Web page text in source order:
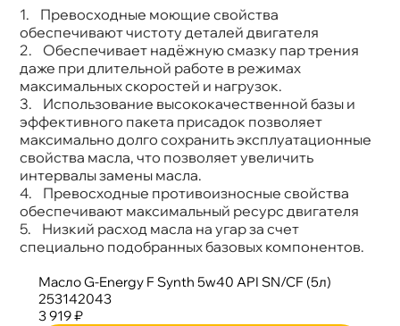
1. Превосходные моющие свойства
обеспечивают чистоту деталей двигателя
2. Обеспечивает надёжную смазку пар трения
даже при длительной работе в режимах
максимальных скоростей и нагрузок.
3. Использование высококачественной базы и
эффективного пакета присадок позволяет
максимально долго сохранить эксплуатационные
свойства масла, что позволяет увеличить
интервалы замены масла.
4. Превосходные противоизносные свойства
обеспечивают максимальный ресурс двигателя
5. Низкий расход масла на угар за счет
специально подобранных базовых компонентов.
Масло G-Energy F Synth 5w40 API SN/CF (5л)
253142043
3 919 ₽